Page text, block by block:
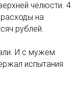
челюсти. 4
на
рублей.
И с мужем
испытания.